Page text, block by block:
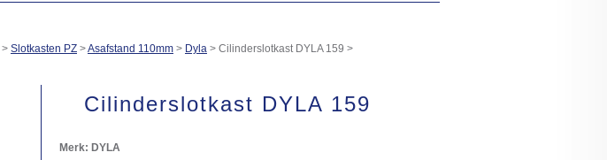
> Slotkasten PZ >Asafstand 110mm > Dyla > Cilinderslotkast DYLA 159 >
Cilinderslotkast DYLA 159
Merk: DYLA